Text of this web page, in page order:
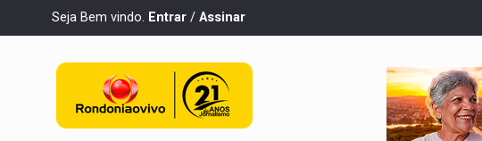
Seja Bem vindo. Entrar / Assinar